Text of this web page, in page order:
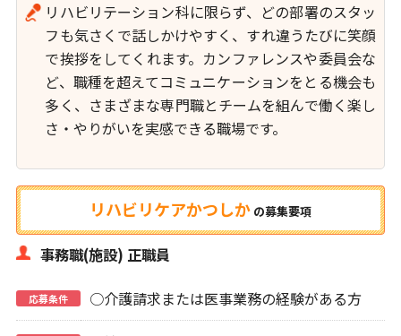
リハビリテーション科に限らず、どの部署のスタッ
フも気さくで話しかけやすく、すれ違うたびに笑顔
で挨拶をしてくれます。カンファレンスや委員会な
ど、職種を超えてコミュニケーションをとる機会も
多く、さまざまな専門職とチームを組んで働く楽し
さ・やりがいを実感できる職場です。
リハビリケアかつしか の募集要項
事務職(施設) 正職員
応募条件 ○介護請求または医事業務の経験がある方